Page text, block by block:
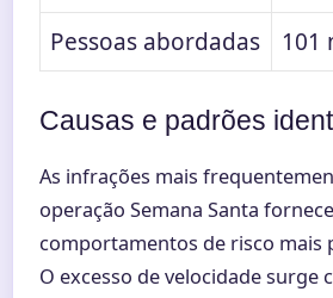
Pessoas abordadas 101
Causas e padrões
As infrações mais
operação Semana Santa
comportamentos de risco mais
O excesso de velocidade